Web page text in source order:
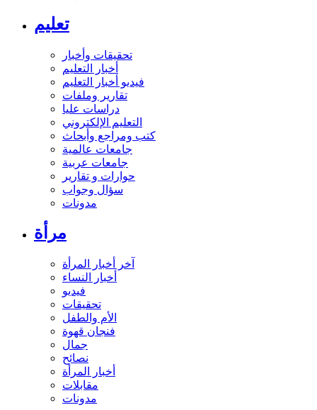
تعليم
تحقيقات وأخبار
أخبار التعليم
فيديو أخبار التعليم
تقارير وملفات
دراسات عليا
التعليم الإلكتروني
كتب ومراجع وأبحاث
جامعات عالمية
جامعات عربية
حوارات و تقارير
سؤال وجواب
مدونات
مرأة
آخر أخبار المرأة
أخبار النساء
فيديو
تحقيقات
الأم والطفل
فنجان قهوة
جمال
نصائح
أخبار المرأة
مقابلات
مدونات